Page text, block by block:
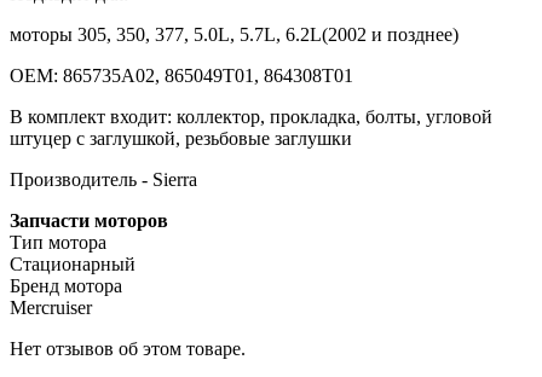
моторы 305, 350, 377, 5.0L, 5.7L, 6.2L(2002 и позднее)
OEM: 865735A02, 865049T01, 864308T01
В комплект входит: коллектор, прокладка, болты, угловой
штуцер с заглушкой, резьбовые заглушки
Производитель - Sierra
Запчасти моторов
Тип мотора
Стационарный
Бренд мотора
Mercruiser
Нет отзывов об этом товаре.